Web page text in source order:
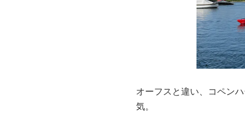
オーフスと違い、コペン
気。